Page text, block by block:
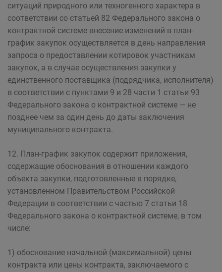
ситуаций природного или техногенного характера в
соответствии со статьей 82 Федерального закона о
контрактной системе внесение изменений в план-
график закупок осуществляется в день направления
запроса о предоставлении котировок участникам
закупок, а в случае осуществления закупки у
единственного поставщика (подрядчика, исполнителя)
в соответствии с пунктами 9 и 28 части 1 статьи 93
Федерального закона о контрактной системе — не
позднее чем за один день до даты заключения
муниципального контракта.
12. План-график закупок содержит приложения,
содержащие обоснования в отношении каждого
объекта закупки, подготовленные в порядке,
установленном Правительством Российской
Федерации в соответствии с частью 7 статьи 18
Федерального закона о контрактной системе, в том
числе:
1) обоснование начальной (максимальной) цены
контракта или цены контракта, заключаемого с